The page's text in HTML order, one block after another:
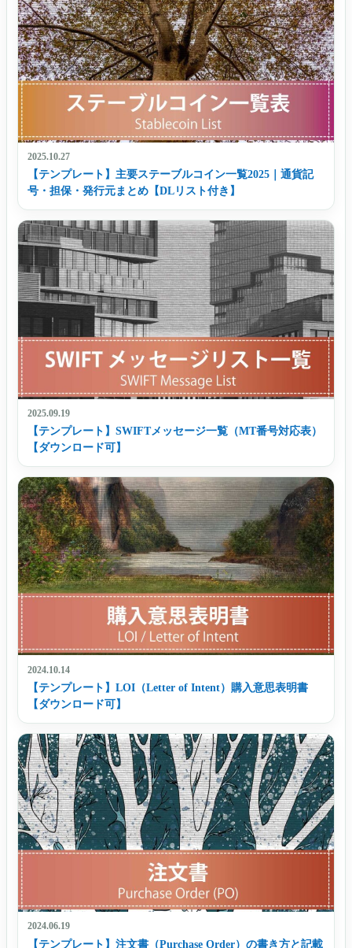
2025.10.27
【テンプレート】主要ステーブルコイン一覧2025｜通貨記
号・担保・発行元まとめ【DLリスト付き】
2025.09.19
【テンプレート】SWIFTメッセージ一覧（MT番号対応表）
【ダウンロード可】
2024.10.14
【テンプレート】LOI（Letter of Intent）購入意思表明書
【ダウンロード可】
2024.06.19
【テンプレート】注文書（Purchase Order）の書き方と記載